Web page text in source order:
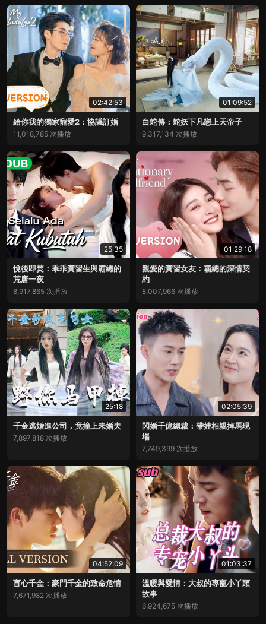
02:42:53
給你我的獨家寵愛2：協議訂婚
11,018,785 次播放
01:09:52
白蛇傳：蛇妖下凡戀上天帝子
9,317,134 次播放
25:35
悅後即焚：乖乖實習生與霸總的
荒唐一夜
8,917,865 次播放
01:29:18
親愛的實習女友：霸總的深情契
約
8,007,966 次播放
25:18
千金逃婚進公司，竟撞上未婚夫
7,897,818 次播放
02:05:39
閃婚千億總裁：帶娃相親掉馬現
場
7,749,399 次播放
04:52:09
盲心千金：豪門千金的致命危情
7,671,982 次播放
01:03:37
溫暖與愛情：大叔的專寵小丫頭
故事
6,924,675 次播放